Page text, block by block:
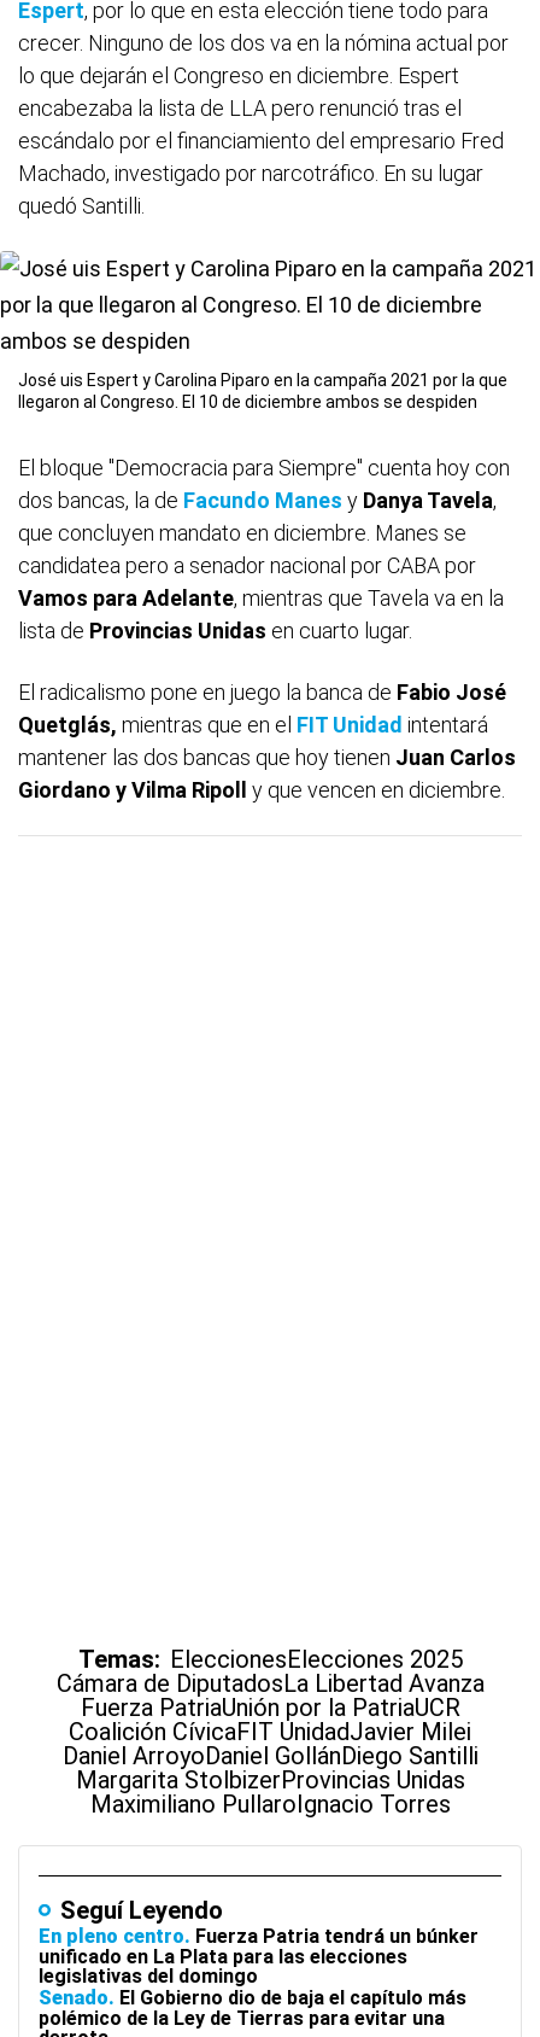
Espert, por lo que en esta elección tiene todo para
crecer. Ninguno de los dos va en la nómina actual por
lo que dejarán el Congreso en diciembre. Espert
encabezaba la lista de LLA pero renunció tras el
escándalo por el financiamiento del empresario Fred
Machado, investigado por narcotráfico. En su lugar
quedó Santilli.
José uis Espert y Carolina Piparo en la campaña 2021 por la que
llegaron al Congreso. El 10 de diciembre ambos se despiden
El bloque "Democracia para Siempre" cuenta hoy con
dos bancas, la de Facundo Manes y Danya Tavela,
que concluyen mandato en diciembre. Manes se
candidatea pero a senador nacional por CABA por
Vamos para Adelante, mientras que Tavela va en la
lista de Provincias Unidas en cuarto lugar.
El radicalismo pone en juego la banca de Fabio José
Quetglás, mientras que en el FIT Unidad intentará
mantener las dos bancas que hoy tienen Juan Carlos
Giordano y Vilma Ripoll y que vencen en diciembre.
Temas: EleccionesElecciones 2025
Cámara de DiputadosLa Libertad Avanza
Fuerza PatriaUnión por la PatriaUCR
Coalición CívicaFIT UnidadJavier Milei
Daniel ArroyoDaniel GollánDiego Santilli
Margarita StolbizerProvincias Unidas
Maximiliano PullaroIgnacio Torres
Seguí Leyendo
En pleno centro Fuerza Patria tendrá un búnker
unificado en La Plata para las elecciones
legislativas del domingo
Senado El Gobierno dio de baja el capítulo más
polémico de la Ley de Tierras para evitar una